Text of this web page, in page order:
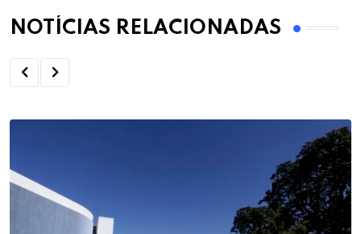
NOTÍCIAS RELACIONADAS